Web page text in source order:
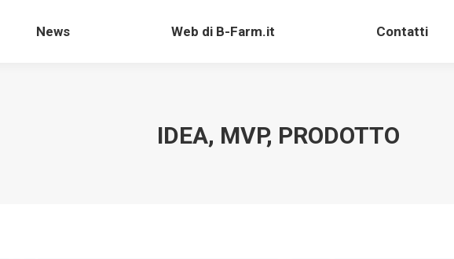
News Web di B-Farm.it Contatti
IDEA, MVP, PRODOTTO
Web di B-Farm.it Contatti